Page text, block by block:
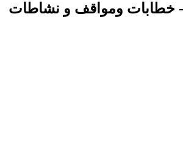
- خطابات ومواقف و نشاطات